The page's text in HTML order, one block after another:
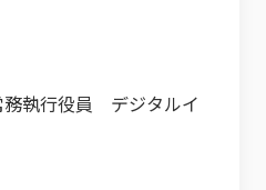
務執行役員 デジタルイ